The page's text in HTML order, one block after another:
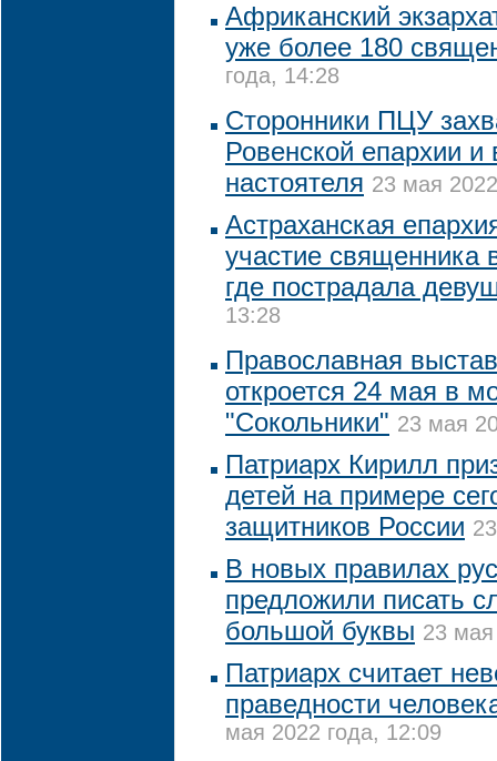
Африканский
уже более 180
года, 14:28
Сторонники ПЦУ
Ровенской епархии
настоятеля 23 мая
Астраханская
участие священника
где пострадала
13:28
Православная
откроется 24 мая в
"Сокольники" 23 мая
Патриарх Кирилл
детей на примере
защитников России
В новых правилах
предложили писать
большой буквы 23 мая
Патриарх считает
праведности
мая 2022 года, 12:09